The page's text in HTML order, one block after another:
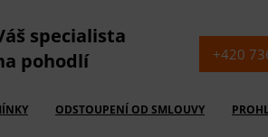
specialista
pohodlí
ODSTOUPENÍ OD SMLOUVY
+420